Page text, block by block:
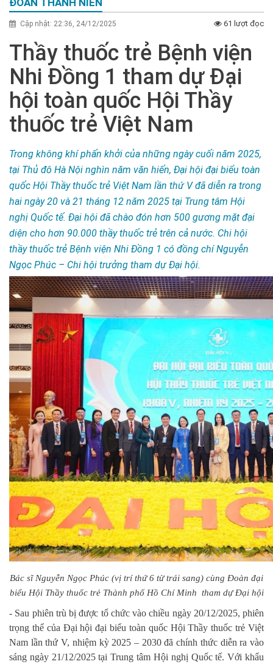
ĐOÀN THANH NIÊN
Cập nhật: 22:36, 24/12/2025 61 lượt đọc
Thầy thuốc trẻ Bệnh viện
Nhi Đồng 1 tham dự Đại
hội toàn quốc Hội Thầy
thuốc trẻ Việt Nam
Trong không khí phấn khởi của những ngày cuối năm 2025,
tại Thủ đô Hà Nội nghìn năm văn hiến, Đại hội đại biểu toàn
quốc Hội Thầy thuốc trẻ Việt Nam lần thứ V đã diễn ra trong
hai ngày 20 và 21 tháng 12 năm 2025 tại Trung tâm Hội
nghị Quốc tế. Đại hội đã chào đón hơn 500 gương mặt đại
diện cho hơn 90.000 thầy thuốc trẻ trên cả nước. Chi hội
thầy thuốc trẻ Bệnh viện Nhi Đồng 1 có đồng chí Nguyễn
Ngọc Phúc – Chi hội trưởng tham dự Đại hội.
Bác sĩ Nguyễn Ngọc Phúc (vị trí thứ 6 từ trái sang) cùng Đoàn đại
biểu Hội Thầy thuốc trẻ Thành phố Hồ Chí Minh tham dự Đại hội
- Sau phiên trù bị được tổ chức vào chiều ngày 20/12/2025, phiên
trọng thể của Đại hội đại biểu toàn quốc Hội Thầy thuốc trẻ Việt
Nam lần thứ V, nhiệm kỳ 2025 – 2030 đã chính thức diễn ra vào
sáng ngày 21/12/2025 tại Trung tâm Hội nghị Quốc tế. Với khẩu